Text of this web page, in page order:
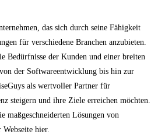
das sich durch seine Fähigkeit
für verschiedene Branchen anzubieten.
Bedürfnisse der Kunden und einer breiten
der Softwareentwicklung bis hin zur
als wertvoller Partner für
steigern und ihre Ziele erreichen möchten.
maßgeschneiderten Lösungen von
hier.